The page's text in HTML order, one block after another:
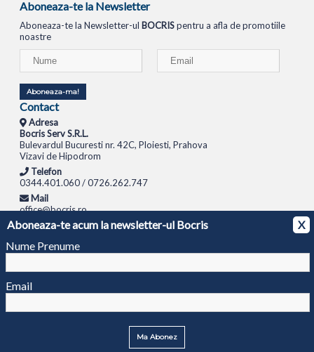
Aboneaza-te acum la newsletter-ul Bocris
X
Nume Prenume
Email
Ma Abonez
Aboneaza-te la Newsletter
Aboneaza-te la Newsletter-ul BOCRISpentru a afla de promotiile
noastre
Aboneaza-ma!
Contact
Adresa
Bocris Serv S.R.L.
Bulevardul Bucuresti nr. 42C, Ploiesti, Prahova
Vizavi de Hipodrom
Telefon
0344.401.060 / 0726.262.747
Mail
office@bocris.ro
LAPTOPURI NETBOOK TABLETE MULTIFUNCTIONALE